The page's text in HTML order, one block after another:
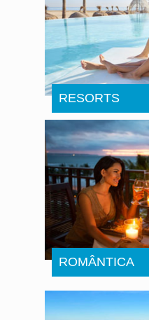
RESORTS
ROMÂNTICA